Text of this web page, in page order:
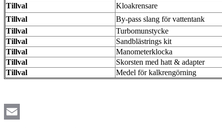
Tillval
Kloakrensare
Tillval
By-pass slang för vattentank
Tillval
Turbomunstycke
Tillval
Sandblästrings kit
Tillval
Manometerklocka
Tillval
Skorsten med hatt & adapter
Tillval
Medel för kalkrengörning